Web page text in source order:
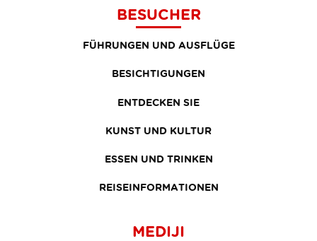
BESUCHER
FÜHRUNGEN UND AUSFLÜGE
BESICHTIGUNGEN
ENTDECKEN SIE
KUNST UND KULTUR
ESSEN UND TRINKEN
REISEINFORMATIONEN
MEDIJI